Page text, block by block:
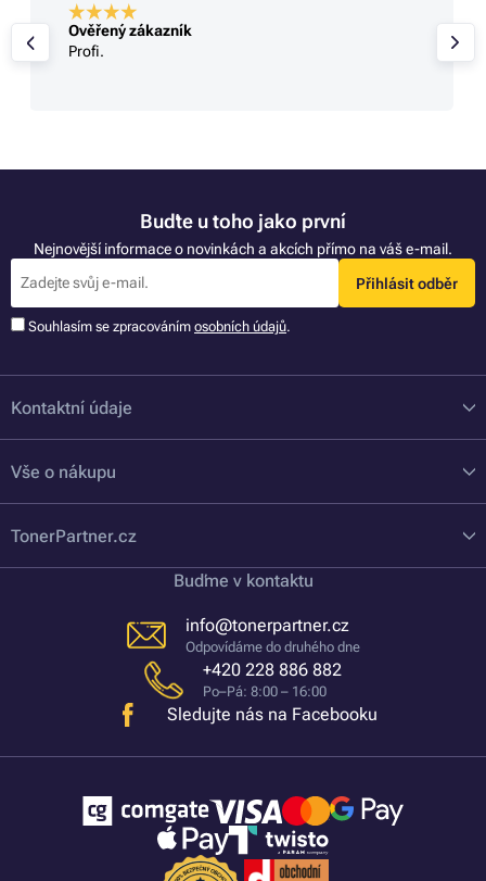
Ověřený zákazník
Profi.
Buďte u toho jako první
Nejnovější informace o novinkách a akcích přímo na váš e-mail.
Přihlásit odběr
Souhlasím se zpracováním osobních údajů.
Kontaktní údaje
Vše o nákupu
TonerPartner.cz
Buďme v kontaktu
info@tonerpartner.cz
Odpovídáme do druhého dne
+420 228 886 882
Po–Pá: 8:00 – 16:00
Sledujte nás na Facebooku